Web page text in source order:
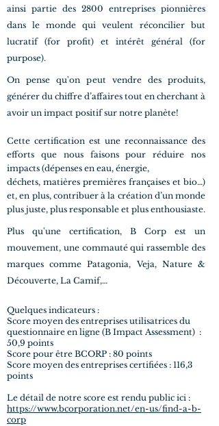
ainsi partie des 2800 entreprises pionnières
dans le monde qui veulent réconcilier but
lucratif (for profit) et intérêt général (for
purpose).
On pense qu'on peut vendre des produits,
générer du chiffre d’affaires tout en cherchant à
avoir un impact positif sur notre planète!
Cette certification est une reconnaissance des
efforts que nous faisons pour réduire nos
impacts (dépenses en eau, énergie,
déchets, matières premières françaises et bio…)
et, en plus, contribuer à la création d’un monde
plus juste, plus responsable et plus enthousiaste.
Plus qu'une certification, B Corp est un
mouvement, une commauté qui rassemble des
marques comme Patagonia, Veja, Nature &
Découverte, La Camif,…
Quelques indicateurs :
Score moyen des entreprises utilisatrices du
questionnaire en ligne (B Impact Assessment) :
50,9 points
Score pour être BCORP : 80 points
Score moyen des entreprises certifiées : 116,3
points
Le détail de notre score est rendu public ici :
https://www.bcorporation.net/en-us/find-a-b-
corp